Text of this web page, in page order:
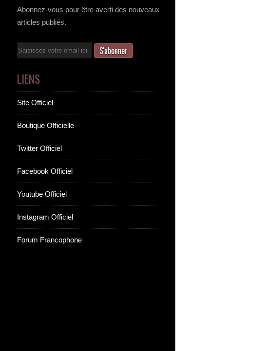
Abonnez-vous pour être averti des nouveaux
articles publiés.
Email
LIENS
Site Officiel
Boutique Officielle
Twitter Officiel
Facebook Officiel
Youtube Officiel
Instagram Officiel
Forum Francophone